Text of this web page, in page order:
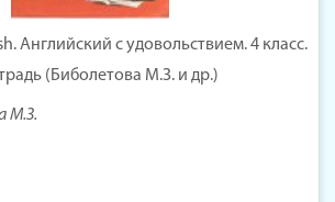
Английский с удовольствием. 4 класс.
(Биболетова М.З. и др.)
М.З.